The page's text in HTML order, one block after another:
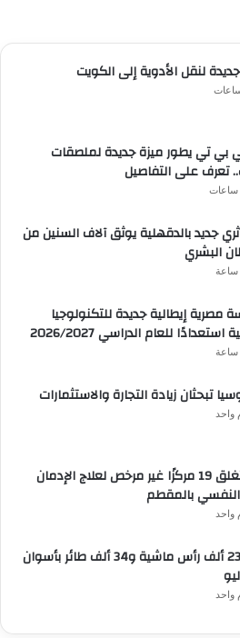
لنقل الأدوية إلى الكويت
تي يطور ميزة جديدة لملصقات
تعرف على التفاصيل
جديد بالدقهلية يوثق آلاف السنين من
البشري
مصرية إيطالية جديدة للتكنولوجيا
للعام الدراسي 2026/2027
تبحثان زيادة التجارة والاستثمارات
واحد
الصحة تغلق 19 مركزًا غير مرخص لعلاج الإدمان
بالمقطم
واحد
تحصين 23 ألف رأس ماشية و34 ألف طائر بأسوان
واحد